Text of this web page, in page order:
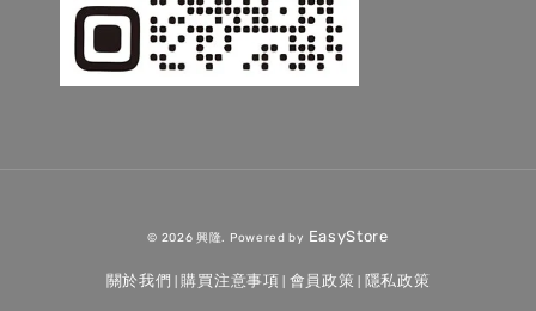
© 2026 興隆. Powered by EasyStore
關於我們 |購買注意事項 會員政策 隱私政策